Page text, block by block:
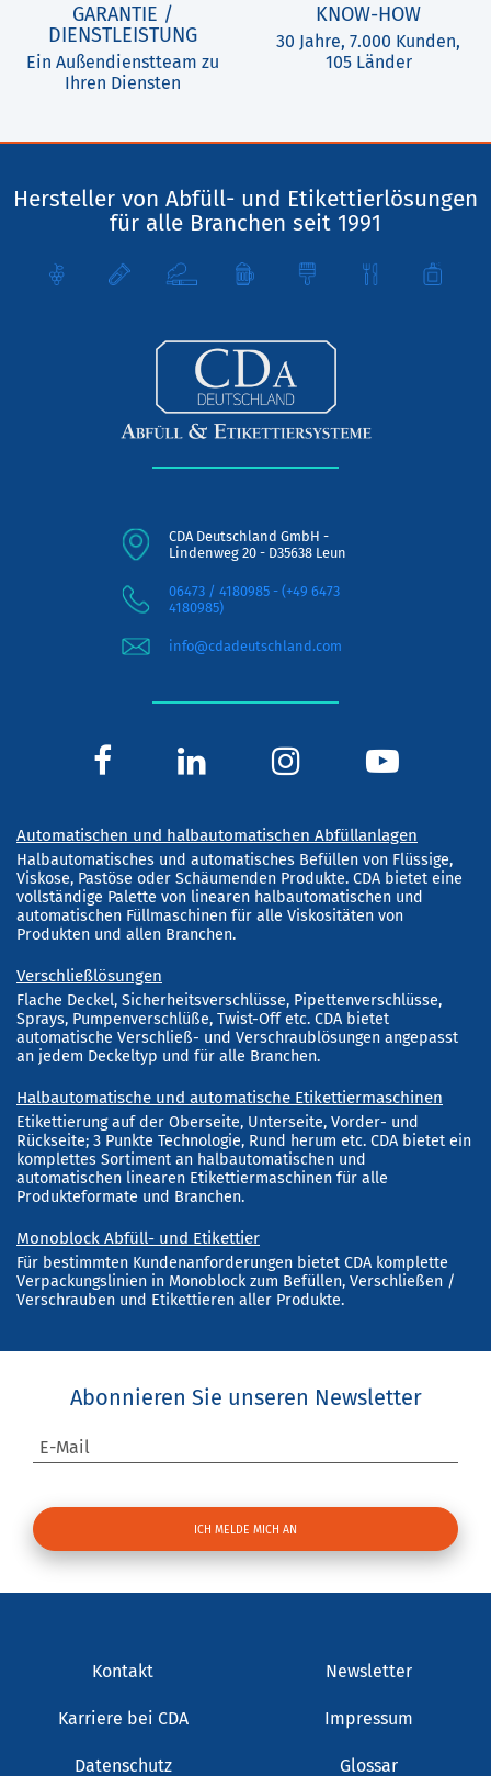
GARANTIE /
DIENSTLEISTUNG
Ein Außendienstteam zu
Ihren Diensten
KNOW-HOW
30 Jahre, 7.000 Kunden,
105 Länder
Hersteller von Abfüll- und Etikettierlösungen
für alle Branchen seit 1991
CDA Deutschland GmbH -
Lindenweg 20 - D35638 Leun
06473 / 4180985 - (+49 6473
4180985)
info@cdadeutschland.com
Automatischen und halbautomatischen Abfüllanlagen
Halbautomatisches und automatisches Befüllen von Flüssige,
Viskose, Pastöse oder Schäumenden Produkte. CDA bietet eine
vollständige Palette von linearen halbautomatischen und
automatischen Füllmaschinen für alle Viskositäten von
Produkten und allen Branchen.
Verschließlösungen
Flache Deckel, Sicherheitsverschlüsse, Pipettenverschlüsse,
Sprays, Pumpenverschlüße, Twist-Off etc. CDA bietet
automatische Verschließ- und Verschraublösungen angepasst
an jedem Deckeltyp und für alle Branchen.
Halbautomatische und automatische Etikettiermaschinen
Etikettierung auf der Oberseite, Unterseite, Vorder- und
Rückseite; 3 Punkte Technologie, Rund herum etc. CDA bietet ein
komplettes Sortiment an halbautomatischen und
automatischen linearen Etikettiermaschinen für alle
Produkteformate und Branchen.
Monoblock Abfüll- und Etikettier
Für bestimmten Kundenanforderungen bietet CDA komplette
Verpackungslinien in Monoblock zum Befüllen, Verschließen /
Verschrauben und Etikettieren aller Produkte.
Abonnieren Sie unseren Newsletter
E-Mail
Kontakt Newsletter
Karriere bei CDA Impressum
Datenschutz Glossar